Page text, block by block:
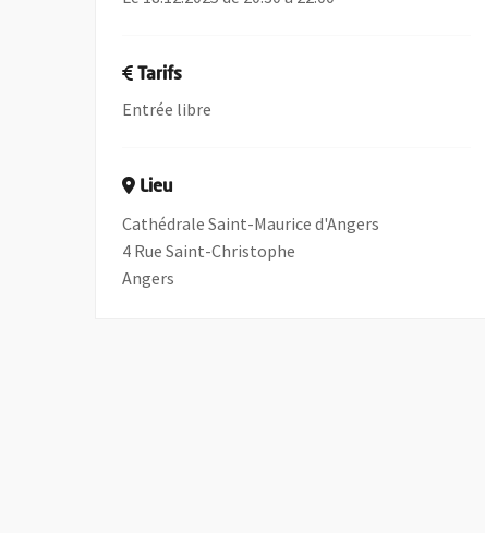
Tarifs
Entrée libre
Lieu
Cathédrale Saint-Maurice d'Angers
4 Rue Saint-Christophe
Angers